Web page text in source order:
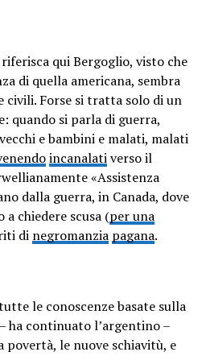
qui Bergoglio, visto che
di quella americana, sembra
Forse si tratta solo di un
quando si parla di guerra,
e bambini e malati, malati
incanalativerso il
«Assistenza
dalla guerra, in Canada, dove
chiedere scusa (per una
di negromanzia pagana.
le conoscenze basate sulla
ha continuato l’argentino –
povertà, le nuove schiavitù, e